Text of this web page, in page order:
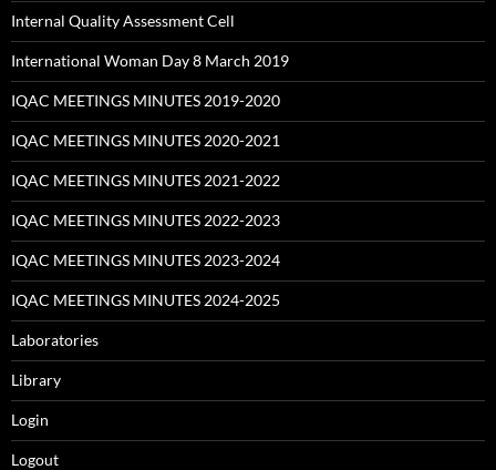
Internal Quality Assessment Cell
International Woman Day 8 March 2019
IQAC MEETINGS MINUTES 2019-2020
IQAC MEETINGS MINUTES 2020-2021
IQAC MEETINGS MINUTES 2021-2022
IQAC MEETINGS MINUTES 2022-2023
IQAC MEETINGS MINUTES 2023-2024
IQAC MEETINGS MINUTES 2024-2025
Laboratories
Library
Login
Logout